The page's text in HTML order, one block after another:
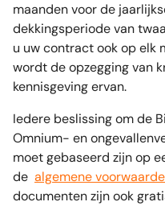
maanden voor de
dekkingsperiode van
u uw contract ook op elk
wordt de opzegging van
kennisgeving ervan.
Iedere beslissing om de
Omnium- en
moet gebaseerd zijn op
de algemene
documenten zijn ook